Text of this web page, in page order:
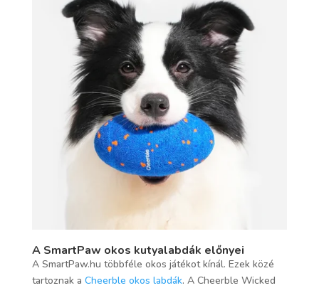
A SmartPaw okos kutyalabdák előnyei
A SmartPaw.hu többféle okos játékot kínál. Ezek közé
tartoznak a Cheerble okos labdák. A Cheerble Wicked